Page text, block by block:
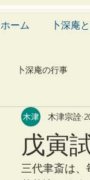
ホーム 卜深庵
卜深庵の行事
漢詩 俳諧
建築 造園
戊寅
木津宗詮
三代聿斎は、